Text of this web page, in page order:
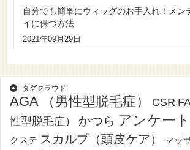
自分でも簡単にウィッグのお手入れ！メン
イに保つ方法
2021年09月29日
タグクラウド
AGA （男性型脱毛症） CSR
性型脱毛症）
かつら アンケート
クステ スカルプ（頭皮ケア） マッ